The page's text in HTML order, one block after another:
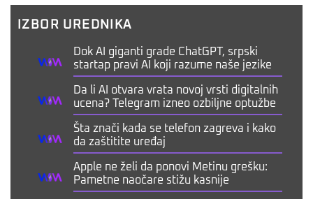
IZBOR UREDNIKA
Dok AI giganti grade ChatGPT, srpski
startap pravi AI koji razume naše jezike
Da li AI otvara vrata novoj vrsti digitalnih
ucena? Telegram izneo ozbiljne optužbe
Šta znači kada se telefon zagreva i kako
da zaštitite uređaj
Apple ne želi da ponovi Metinu grešku:
Pametne naočare stižu kasnije